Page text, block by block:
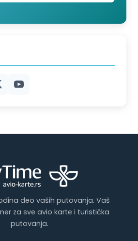
deo vaših putovanja. Vaš
za sve avio karte i turistička
putovanja.